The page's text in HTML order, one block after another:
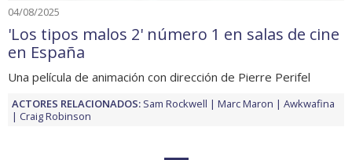
04/08/2025
'Los tipos malos 2' número 1 en salas de cine
en España
Una película de animación con dirección de Pierre Perifel
ACTORES RELACIONADOS: Sam Rockwell Marc Maron
Awkwafina
Craig Robinson